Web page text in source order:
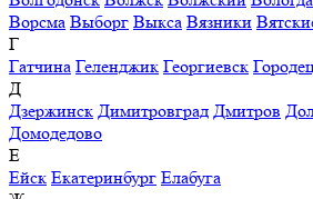
Ворсма Выборг Выкса Вязники
Г
Гатчина Геленджик Георгиевск
Д
Дзержинск Димитровград Дмитров
Домодедово
Е
Ейск Екатеринбург Елабуга